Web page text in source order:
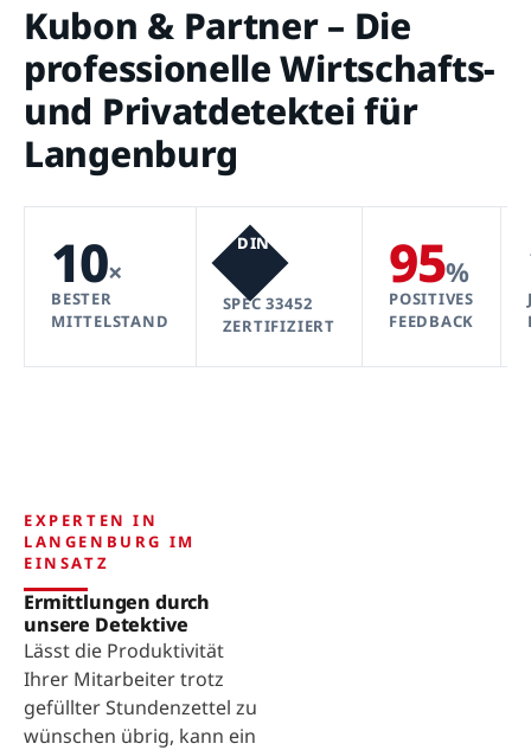
Kubon & Partner – Die
professionelle Wirtschafts-
und Privatdetektei für
Langenburg
10×
BESTER
MITTELSTAND
DIN
SPEC 33452
ZERTIFIZIERT
95%
POSITIVES
FEEDBACK
EXPERTEN IN
LANGENBURG IM
EINSATZ
Ermittlungen durch
unsere Detektive
Lässt die Produktivität
Ihrer Mitarbeiter trotz
gefüllter Stundenzettel zu
wünschen übrig, kann ein